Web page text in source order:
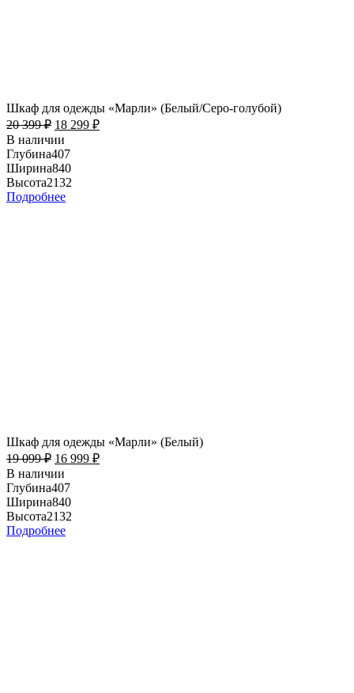
Шкаф для одежды «Марли» (Белый/Серо-голубой)
20 399₽ 18 299 ₽
В наличии
Глубина407
Ширина840
Высота2132
Подробнее
Шкаф для одежды «Марли» (Белый)
19 099₽ 16 999 ₽
В наличии
Глубина407
Ширина840
Высота2132
Подробнее